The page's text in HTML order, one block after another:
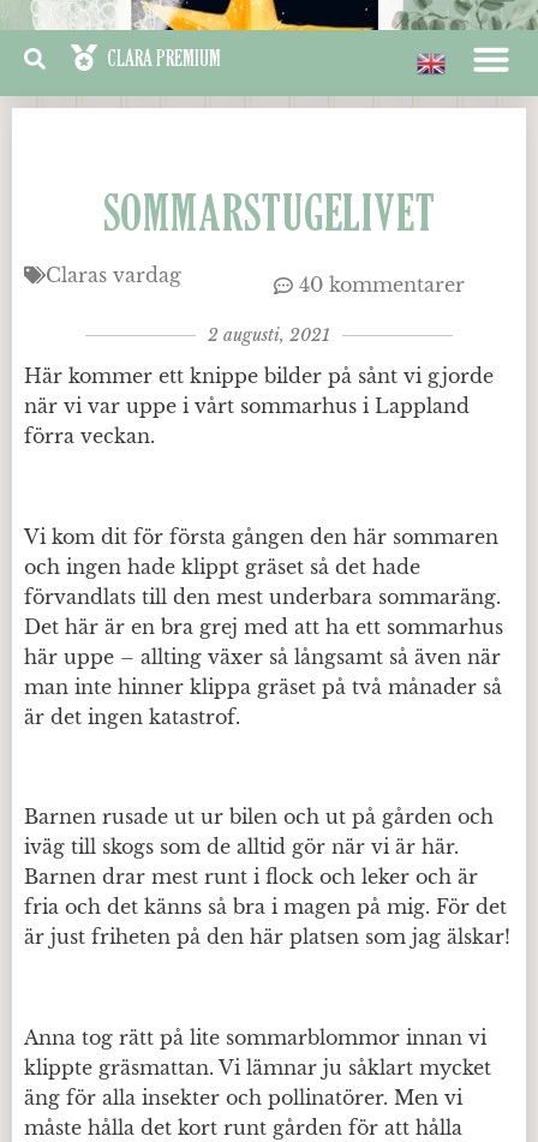
SOMMARSTUGELIVET
Claras vardag 40 kommentarer
2 augusti, 2021
Här kommer ett knippe bilder på sånt vi gjorde
när vi var uppe i vårt sommarhus i Lappland
förra veckan.
Vi kom dit för första gången den här sommaren
och ingen hade klippt gräset så det hade
förvandlats till den mest underbara sommaräng.
Det här är en bra grej med att ha ett sommarhus
här uppe – allting växer så långsamt så även när
man inte hinner klippa gräset på två månader så
är det ingen katastrof.
Barnen rusade ut ur bilen och ut på gården och
iväg till skogs som de alltid gör när vi är här.
Barnen drar mest runt i flock och leker och är
fria och det känns så bra i magen på mig. För det
är just friheten på den här platsen som jag älskar!
Anna tog rätt på lite sommarblommor innan vi
klippte gräsmattan. Vi lämnar ju såklart mycket
äng för alla insekter och pollinatörer. Men vi
måste hålla det kort runt gården för att hålla